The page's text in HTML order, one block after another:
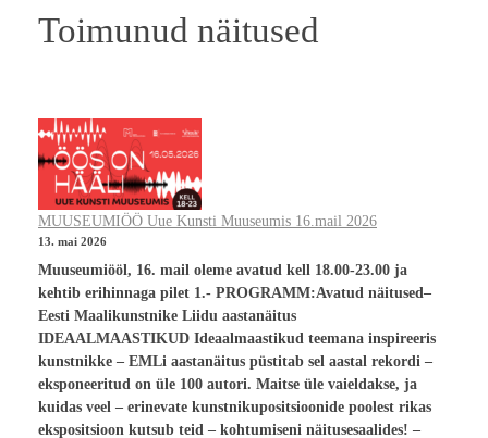
Toimunud näitused
MUUSEUMIÖÖ Uue Kunsti Muuseumis 16.mail 2026
13. mai 2026
Muuseumiööl, 16. mail oleme avatud kell 18.00-23.00 ja
kehtib erihinnaga pilet 1.- PROGRAMM:Avatud näitused–
Eesti Maalikunstnike Liidu aastanäitus
IDEAALMAASTIKUD Ideaalmaastikud teemana inspireeris
kunstnikke – EMLi aastanäitus püstitab sel aastal rekordi –
eksponeeritud on üle 100 autori. Maitse üle vaieldakse, ja
kuidas veel – erinevate kunstnikupositsioonide poolest rikas
ekspositsioon kutsub teid – kohtumiseni näitusesaalides! –